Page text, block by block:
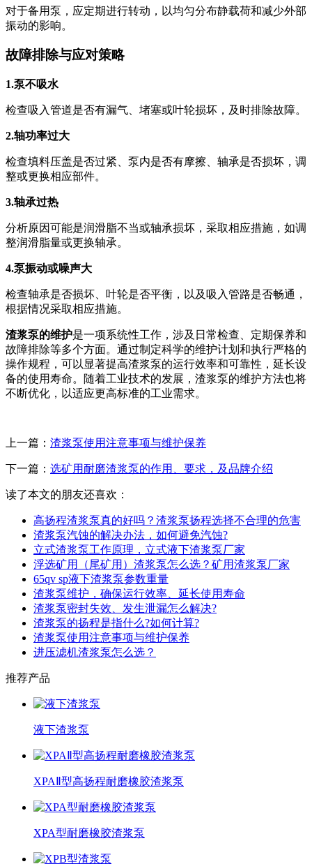
对于备用泵，应定期进行转动，以均匀分布静载荷和减少外部
振动的影响。
故障排除与应对策略
1.泵不吸水
检查吸入管道是否有漏气、堵塞或叶轮损坏，及时排除故障。
2.轴功率过大
检查填料压盖是否过紧、泵内是否有摩擦、轴承是否损坏，调
整或更换相应部件。
3.轴承过热
分析原因可能是润滑脂不当或轴承损坏，采取相应措施，如调
整润滑脂量或更换轴承。
4.泵振动或噪声大
检查轴承是否损坏、叶轮是否平衡，以及吸入管路是否畅通，
根据情况采取相应措施。
渣浆泵的维护是一项系统性工作，涉及日常检查、定期保养和
故障排除等多个方面。通过制定科学的维护计划和执行严格的
操作规程，可以显著提高渣浆泵的运行效率和可靠性，延长设
备的使用寿命。随着工业技术的发展，渣浆泵的维护方法也将
不断优化，以适应更高标准的工业需求。
上一篇： 渣浆泵使用注意事项与维护保养
下一篇： 选矿用耐磨渣浆泵的作用、要求，及品牌介绍
读了本文的朋友还喜欢：
高扬程渣浆泵真的好吗？渣浆泵扬程选择不合理的危害
渣浆泵汽蚀的解决办法，如何避免汽蚀?
立式渣浆泵工作原理，立式液下渣浆泵厂家
浮选矿用（尾矿用）渣浆泵怎么选？矿用渣浆泵厂家
65qv sp液下渣浆泵参数重量
渣浆泵维护，确保运行效率、延长使用寿命
渣浆泵密封失效、发生泄漏怎么解决?
渣浆泵的扬程是指什么?如何计算?
渣浆泵使用注意事项与维护保养
进压滤机渣浆泵怎么选？
推荐产品
液下渣浆泵
XPAⅡ型高扬程耐磨橡胶渣浆泵
XPA型耐磨橡胶渣浆泵